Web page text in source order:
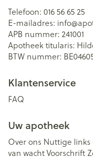
Telefoon: 016 56 65 25
E-mailadres: info@
APB nummer: 241001
Apotheek titularis:
BTW nummer:
Klantenservice
FAQ
Uw apotheek
Over ons Nuttige links
van wachtVoorschrift